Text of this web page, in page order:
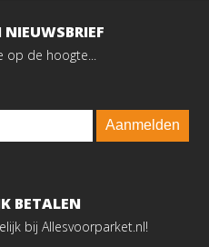
op de hoogte...
Aanmelden
BETALEN
bij Allesvoorparket.nl!